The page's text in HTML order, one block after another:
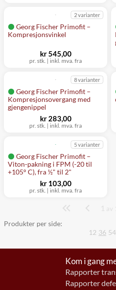
Georg Fischer Primofit –
Kompresjonsvinkel
2 varianter
pr. stk. | inkl. mva. fra
kr 545,00
Georg Fischer Primofit –
Kompresjonsovergang med
gjengenippel
8 varianter
pr. stk. | inkl. mva. fra
kr 283,00
Georg Fischer Primofit –
Viton-pakning i FPM (-20 til
+105° C), fra ½" til 2"
5 varianter
pr. stk. | inkl. mva. fra
kr 103,00
1 av
Produkter per side:
12 36 54
Kom i gang
Rapporter
Rapporter